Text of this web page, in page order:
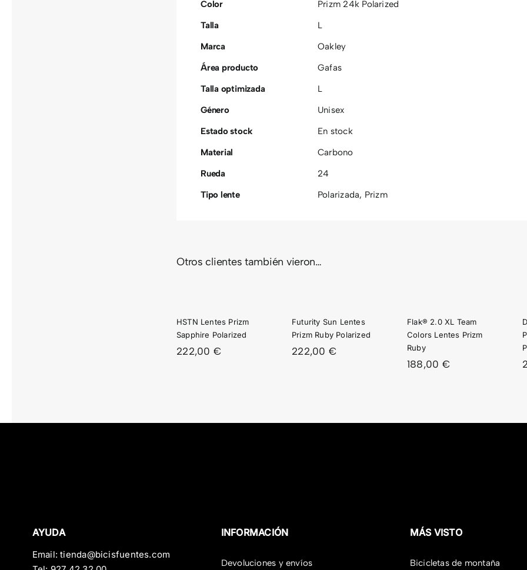
Color
Prizm 24k Polarized
Talla
L
Marca
Oakley
Área producto
Gafas
Talla optimizada
L
Género
Unisex
Estado stock
En stock
Material
Carbono
Rueda
24
Tipo lente
Polarizada, Prizm
Otros clientes también vieron…
POLARIZEDHSTN Lentes Prizm
Sapphire Polarized
222,00 €
SUN
RUBY
POLARIZED
Futurity Sun Lentes
Prizm Ruby Polarized
222,00 €
PRIZM
RUBY
Flak® 2.0 XL Team
Colors Lentes Prizm
Ruby
188,00 €
SAPPHIRE
AYUDA
Email:tienda@bicisfuentes.com
INFORMACIÓN
Devoluciones y envíos
MÁS VISTO
Bicicletas de montaña